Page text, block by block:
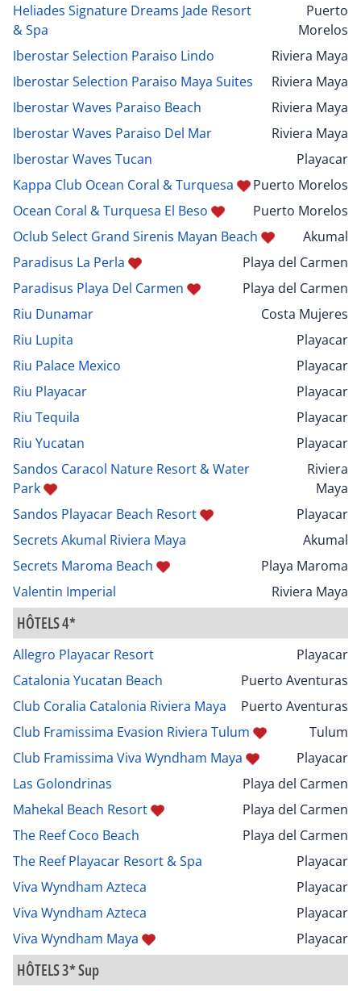
Heliades Signature Dreams Jade Resort
& Spa
Puerto
Morelos
Iberostar Selection Paraiso Lindo
Riviera Maya
Iberostar Selection Paraiso Maya Suites
Riviera Maya
Iberostar Waves Paraiso Beach
Riviera Maya
Iberostar Waves Paraiso Del Mar
Riviera Maya
Iberostar Waves Tucan
Playacar
Kappa Club Ocean Coral & Turquesa
Puerto Morelos
Ocean Coral & Turquesa El Beso
Puerto Morelos
Oclub Select Grand Sirenis Mayan Beach
Akumal
Paradisus La Perla
Playa del Carmen
Paradisus Playa Del Carmen
Playa del Carmen
Riu Dunamar
Costa Mujeres
Riu Lupita
Playacar
Riu Palace Mexico
Playacar
Riu Playacar
Playacar
Riu Tequila
Playacar
Riu Yucatan
Playacar
Sandos Caracol Nature Resort & Water
Park
Riviera
Maya
Sandos Playacar Beach Resort
Playacar
Secrets Akumal Riviera Maya
Akumal
Secrets Maroma Beach
Playa Maroma
Valentin Imperial
Riviera Maya
HÔTELS 4*
Allegro Playacar Resort
Playacar
Catalonia Yucatan Beach
Puerto Aventuras
Club Coralia Catalonia Riviera Maya
Puerto Aventuras
Club Framissima Evasion Riviera Tulum
Tulum
Club Framissima Viva Wyndham Maya
Playacar
Las Golondrinas
Playa del Carmen
Mahekal Beach Resort
Playa del Carmen
The Reef Coco Beach
Playa del Carmen
The Reef Playacar Resort & Spa
Playacar
Viva Wyndham Azteca
Playacar
Viva Wyndham Azteca
Playacar
Viva Wyndham Maya
Playacar
HÔTELS 3* Sup